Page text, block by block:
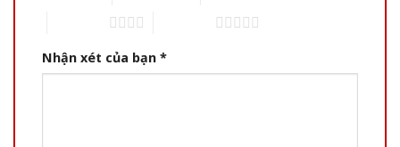
Nhận xét của bạn *